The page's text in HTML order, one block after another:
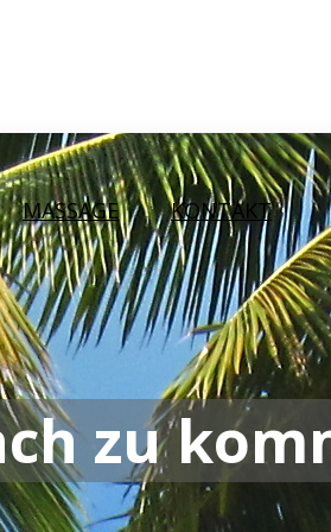
MASSAGE KONTAKT
zu